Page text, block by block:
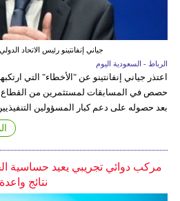
جياني إنفانتينو رئيس الاتحاد
الرباط - السعودية اليوم
اعتذر جياني إنفانتينو عن "الأخطاء" التي
حصص في المسابقات لمستثمرين من القطاع
بعد حصوله على دعم كبار المسؤولين
مركب دوائي تجريبي يعيد حساسية
نتائج واعدة